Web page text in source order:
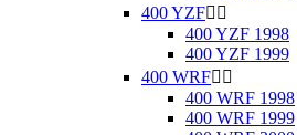
400 YZF 
400 YZF 1998
400 YZF 1999
400 WRF 
400 WRF 1998
400 WRF 1999